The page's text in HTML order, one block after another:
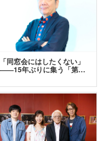
「同窓会にはしたくない」
――15年ぶりに集う「第…